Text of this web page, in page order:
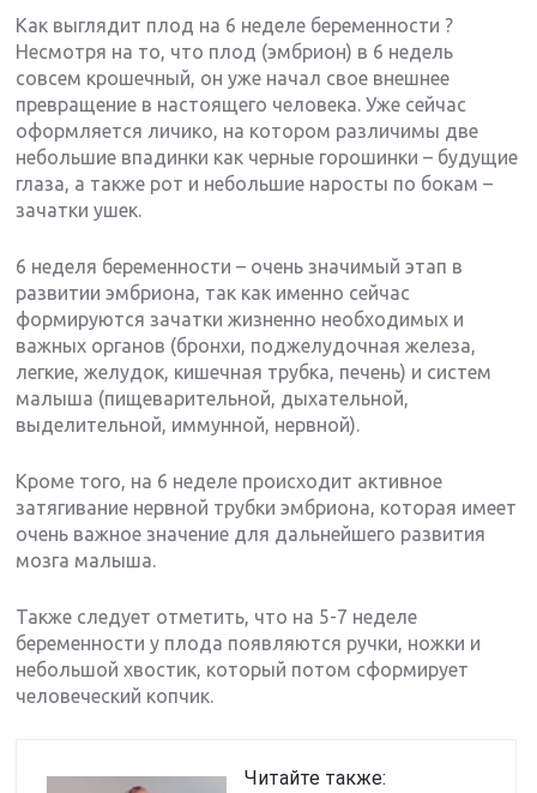
Как выглядит плод на 6 неделе беременности ?
Несмотря на то, что плод (эмбрион) в 6 недель
совсем крошечный, он уже начал свое внешнее
превращение в настоящего человека. Уже сейчас
оформляется личико, на котором различимы две
небольшие впадинки как черные горошинки – будущие
глаза, а также рот и небольшие наросты по бокам –
зачатки ушек.
6 неделя беременности – очень значимый этап в
развитии эмбриона, так как именно сейчас
формируются зачатки жизненно необходимых и
важных органов (бронхи, поджелудочная железа,
легкие, желудок, кишечная трубка, печень) и систем
малыша (пищеварительной, дыхательной,
выделительной, иммунной, нервной).
Кроме того, на 6 неделе происходит активное
затягивание нервной трубки эмбриона, которая имеет
очень важное значение для дальнейшего развития
мозга малыша.
Также следует отметить, что на 5-7 неделе
беременности у плода появляются ручки, ножки и
небольшой хвостик, который потом сформирует
человеческий копчик.
Читайте также: